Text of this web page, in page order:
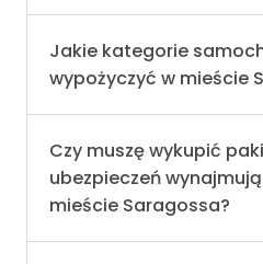
Jakie kategorie
wypożyczyć w mieście
Czy muszę wykupić
ubezpieczeń
mieście Saragossa?